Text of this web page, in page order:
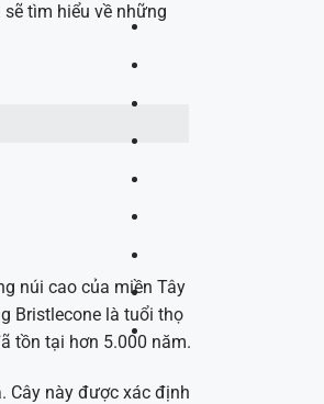
tìm hiểu về những
núi cao của miền Tây
Bristlecone là tuổi thọ
tồn tại hơn 5.000 năm.
Cây này được xác định